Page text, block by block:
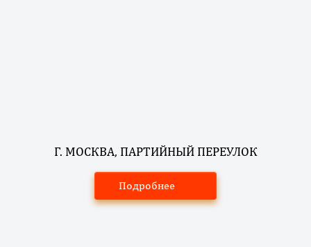
Г. МОСКВА, ПАРТИЙНЫЙ ПЕРЕУЛОК
Подробнее